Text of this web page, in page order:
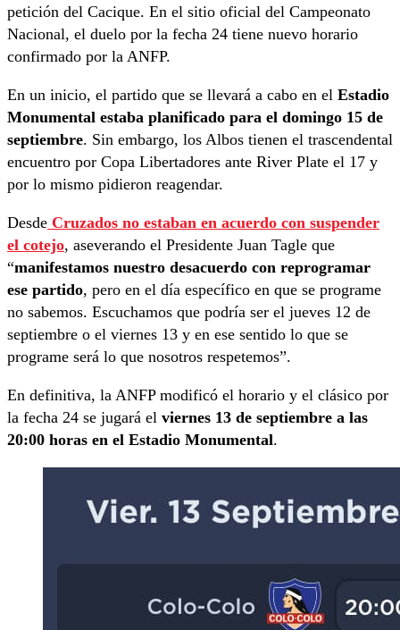
petición del Cacique. En el sitio oficial del Campeonato
Nacional, el duelo por la fecha 24 tiene nuevo horario
confirmado por la ANFP.
En un inicio, el partido que se llevará a cabo en el Estadio
Monumental estaba planificado para el domingo 15 de
septiembre. Sin embargo, los Albos tienen el trascendental
encuentro por Copa Libertadores ante River Plate el 17 y
por lo mismo pidieron reagendar.
Desde Cruzados no estaban en acuerdo con suspender
el cotejo, aseverando el Presidente Juan Tagle que
“manifestamos nuestro desacuerdo con reprogramar
ese partido, pero en el día específico en que se programe
no sabemos. Escuchamos que podría ser el jueves 12 de
septiembre o el viernes 13 y en ese sentido lo que se
programe será lo que nosotros respetemos”.
En definitiva, la ANFP modificó el horario y el clásico por
la fecha 24 se jugará el viernes 13 de septiembre a las
20:00 horas en el Estadio Monumental.